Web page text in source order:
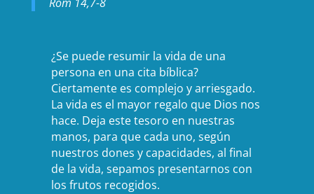
¿Se puede resumir la vida de una
persona en una cita bíblica?
Ciertamente es complejo y arriesgado.
La vida es el mayor regalo que Dios nos
hace. Deja este tesoro en nuestras
manos, para que cada uno, según
nuestros dones y capacidades, al final
de la vida, sepamos presentarnos con
los frutos recogidos.